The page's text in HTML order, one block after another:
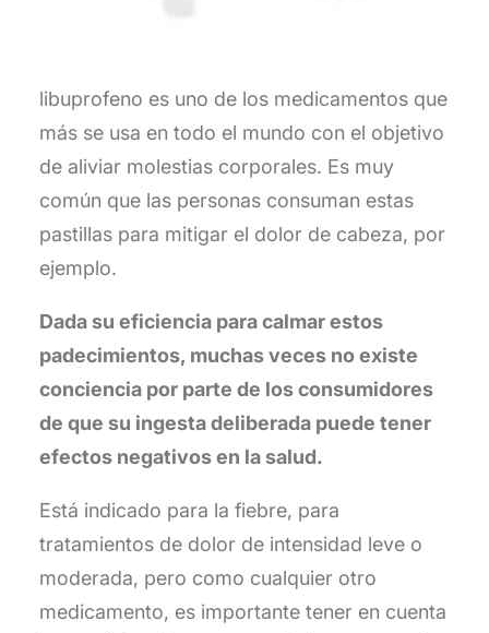
libuprofeno es uno de los medicamentos que
más se usa en todo el mundo con el objetivo
de aliviar molestias corporales. Es muy
común que las personas consuman estas
pastillas para mitigar el dolor de cabeza, por
ejemplo.
Dada su eficiencia para calmar estos
padecimientos, muchas veces no existe
conciencia por parte de los consumidores
de que su ingesta deliberada puede tener
efectos negativos en la salud.
Está indicado para la fiebre, para
tratamientos de dolor de intensidad leve o
moderada, pero como cualquier otro
medicamento, es importante tener en cuenta